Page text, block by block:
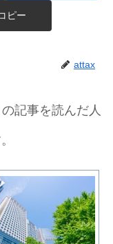
ピー
attax
の記事を読んだ人